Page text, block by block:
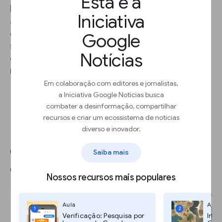
Iniciativa
Google
Notícias
Em colaboração com editores e jornalistas,
a Iniciativa Google Notícias busca
combater a desinformação, compartilhar
recursos e criar um ecossistema de notícias
diverso e inovador.
Saiba mais
Nossos recursos mais populares
1
Aula
Verificação: Pesquisa por
2
Aula
Para garantir que o visual do seu mapa se adapte
a sua matéria, você pode escolher entre nove
estilos básicos de mapa, incluindo mapas de
satélite e de terreno. Basta ir até a janela do
editor e escolher qual você acha que funcionará
melhor com seu tópico.
Compartilhando seu mapa com
o mundo.